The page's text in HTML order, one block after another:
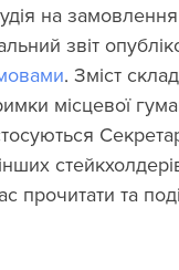
на
звіт
. Зміст
місцевої
прочитати та